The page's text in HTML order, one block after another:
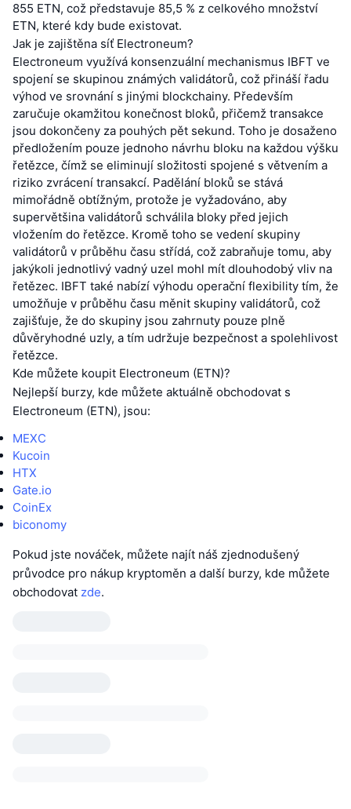
855 ETN, což představuje 85,5 % z celkového množství
ETN, které kdy bude existovat.
Jak je zajištěna síť Electroneum?
Electroneum využívá konsenzuální mechanismus IBFT ve
spojení se skupinou známých validátorů, což přináší řadu
výhod ve srovnání s jinými blockchainy. Především
zaručuje okamžitou konečnost bloků, přičemž transakce
jsou dokončeny za pouhých pět sekund. Toho je dosaženo
předložením pouze jednoho návrhu bloku na každou výšku
řetězce, čímž se eliminují složitosti spojené s větvením a
riziko zvrácení transakcí. Padělání bloků se stává
mimořádně obtížným, protože je vyžadováno, aby
supervětšina validátorů schválila bloky před jejich
vložením do řetězce. Kromě toho se vedení skupiny
validátorů v průběhu času střídá, což zabraňuje tomu, aby
jakýkoli jednotlivý vadný uzel mohl mít dlouhodobý vliv na
řetězec. IBFT také nabízí výhodu operační flexibility tím, že
umožňuje v průběhu času měnit skupiny validátorů, což
zajišťuje, že do skupiny jsou zahrnuty pouze plně
důvěryhodné uzly, a tím udržuje bezpečnost a spolehlivost
řetězce.
Kde můžete koupit Electroneum (ETN)?
Nejlepší burzy, kde můžete aktuálně obchodovat s
Electroneum (ETN), jsou:
MEXC
Kucoin
HTX
Gate.io
CoinEx
biconomy
Pokud jste nováček, můžete najít náš zjednodušený
průvodce pro nákup kryptoměn a další burzy, kde můžete
obchodovat zde.